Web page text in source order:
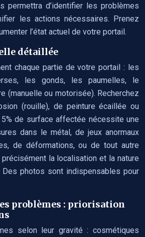
permettra d’identifier les problèmes
les actions nécessaires. Prenez
l’état actuel de votre portail.
détaillée
chaque partie de votre portail : les
les gonds, les paumelles, le
(manuelle ou motorisée). Recherchez
(rouille), de peinture écaillée ou
de surface affectée nécessite une
dans le métal, de jeux anormaux
de déformations, ou de tout autre
précisément la localisation et la nature
Des photos sont indispensables pour
problèmes : priorisation
selon leur gravité : cosmétiques